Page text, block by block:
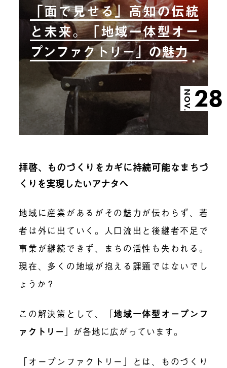
「面で見せる」高知の伝統
と未来。「地域一体型オー
プンファクトリー」の魅力
NOV. 28
拝啓、ものづくりをカギに持続可能なまちづ
くりを実現したいアナタへ
地域に産業があるがその魅力が伝わらず、若
者は外に出ていく。人口流出と後継者不足で
事業が継続できず、まちの活性も失われる。
現在、多くの地域が抱える課題ではないでし
ょうか？
この解決策として、「地域一体型オープンフ
ァクトリー 」が各地に広がっています。
「オープンファクトリー」とは、ものづくり